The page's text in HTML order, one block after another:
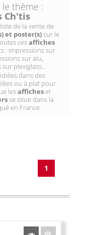
le thème :
Ch'tis
de la vente de
et poster(s)sur le
cesaffiches
: impressions sur
sur alu,
plexiglass...
dans des
ou à plat pour
lesafficheset
se situe dans la
en France.
1